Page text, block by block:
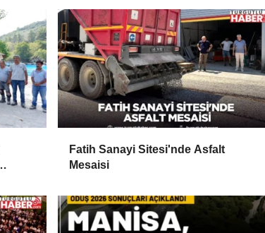
Fatih Sanayi Sitesi'nde Asfalt
Mesaisi